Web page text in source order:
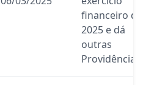
financeiro de
2025 e dá
outras
Providências.